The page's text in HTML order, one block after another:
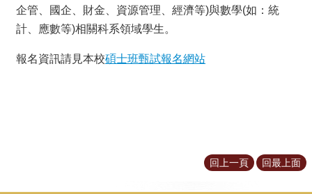
所
簡
介
學
企管、國企、財金、資源管理、經濟等)與數學(如：統
計、應數等)相關科系領域學生。
報名資訊請見本校碩士班甄試報名網站
回上一頁 回最上面